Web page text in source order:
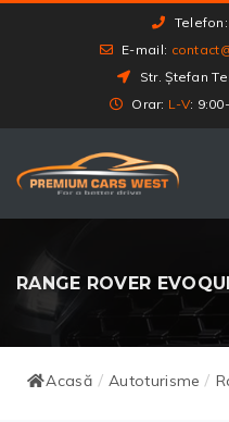
Telefon:
E-mail:
Str. Ștefan
Orar: L-V:
RANGE ROVER
Acasă / Autoturisme /